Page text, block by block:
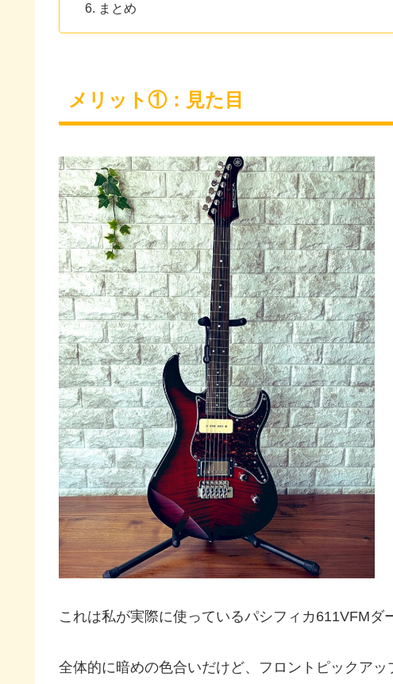
まとめ
メリット①：見た目
これは私が実際に使っているパシフィカ611VFMダ
全体的に暗めの色合いだけど、フロントピックア